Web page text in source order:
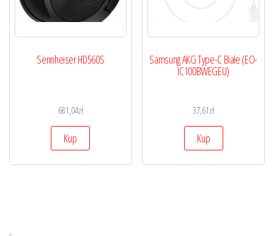
Sennheiser HD560S
681,04zł
Kup
Samsung AKG Type-C Białe (EO-
IC100BWEGEU)
37,61zł
Kup